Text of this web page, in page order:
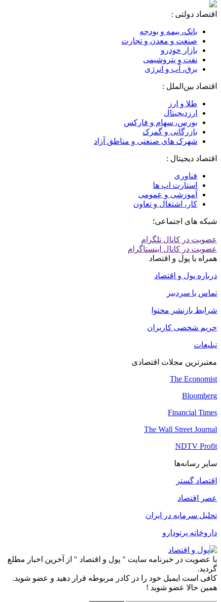
اقتصاد دولتی :
بانک، بیمه و بودجه
صنعت و معدن و تجارت
بازار خودرو
نفت و پتروشیمی
برق، آب و انرژی
اقتصاد بین‌الملل :
طلا و ارز
ارزدیجیتال
بورس، سهام و فارکس
بازرگانی و گمرک
شهرک های صنعتی و مناطق آزاد
اقتصاد دیجیتال :
فناوری
استارت اپ ها
آموزشی و عمومی
کار، اشتغال و تعاون
شبکه های اجتماعی؛
عضویت در کانال تلگرام
عضویت در کانال اینستاگرام
همراه با پول و اقتصاد
درباره پول و اقتصاد
تماس با سردبیر
شرایط بازنشر محتوا
حریم شخصی کاربران
تبلیغات
معتبرترین مجلات اقتصادی
The Economist
Bloomberg
Financial Times
The Wall Street Journal
NDTV Profit
سایر رسانه‌ها
اقتصاد گستر
عصر اقتصاد
تحلیل سرمایه در ایران
داروخانه پرتودارو
با عضویت در خبرنامه سایت " پول و اقتصاد " از آخرین اخبار مطلع
گردید.
کافی است ایمیل خود را در کادر مربوطه قرار دهید و عضو شوید.
همین حالا عضو شوید !